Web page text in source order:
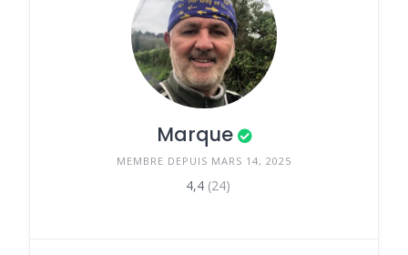
Marque
MEMBRE DEPUIS MARS 14, 2025
4,4 (24)